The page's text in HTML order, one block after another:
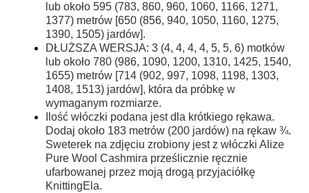
lub około 595 (783, 860, 960, 1060, 1166, 1271,
1377) metrów [650 (856, 940, 1050, 1160, 1275,
1390, 1505) jardów].
DŁUŻSZA WERSJA: 3 (4, 4, 4, 4, 5, 5, 6) motków
lub około 780 (986, 1090, 1200, 1310, 1425, 1540,
1655) metrów [714 (902, 997, 1098, 1198, 1303,
1408, 1513) jardów], która da próbkę w
wymaganym rozmiarze.
Ilość włóczki podana jest dla krótkiego rękawa.
Dodaj około 183 metrów (200 jardów) na rękaw ¾.
Sweterek na zdjęciu zrobiony jest z włóczki Alize
Pure Wool Cashmira prześlicznie ręcznie
ufarbowanej przez moją drogą przyjaciółkę
KnittingEla.